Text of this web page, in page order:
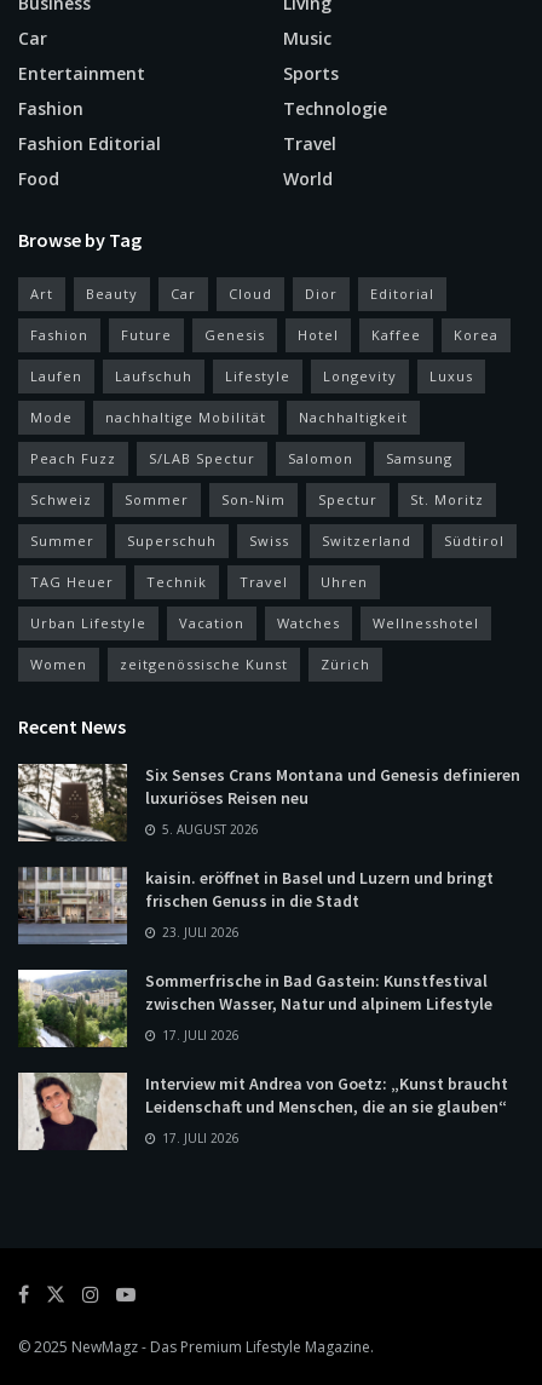
Car
Entertainment
Fashion
Fashion Editorial
Food
Music
Sports
Technologie
Travel
World
Browse by Tag
Art Beauty Car Cloud Dior Editorial
Fashion Future Genesis Hotel Kaffee Korea
Laufen Laufschuh Lifestyle Longevity Luxus
Mode nachhaltige Mobilität Nachhaltigkeit
Peach Fuzz S/LAB Spectur Salomon Samsung
Schweiz Sommer Son-Nim Spectur St. Moritz
Summer Superschuh Swiss Switzerland Südtirol
TAG Heuer Technik Travel Uhren
Urban Lifestyle Vacation Watches Wellnesshotel
Women zeitgenössische Kunst Zürich
Recent News
Six Senses Crans Montana und Genesis definieren
luxuriöses Reisen neu
5. AUGUST 2026
kaisin. eröffnet in Basel und Luzern und bringt
frischen Genuss in die Stadt
23. JULI 2026
Sommerfrische in Bad Gastein: Kunstfestival
zwischen Wasser, Natur und alpinem Lifestyle
17. JULI 2026
Interview mit Andrea von Goetz: „Kunst braucht
Leidenschaft und Menschen, die an sie glauben“
17. JULI 2026
© 2025 NewMagz- Das Premium Lifestyle Magazine.